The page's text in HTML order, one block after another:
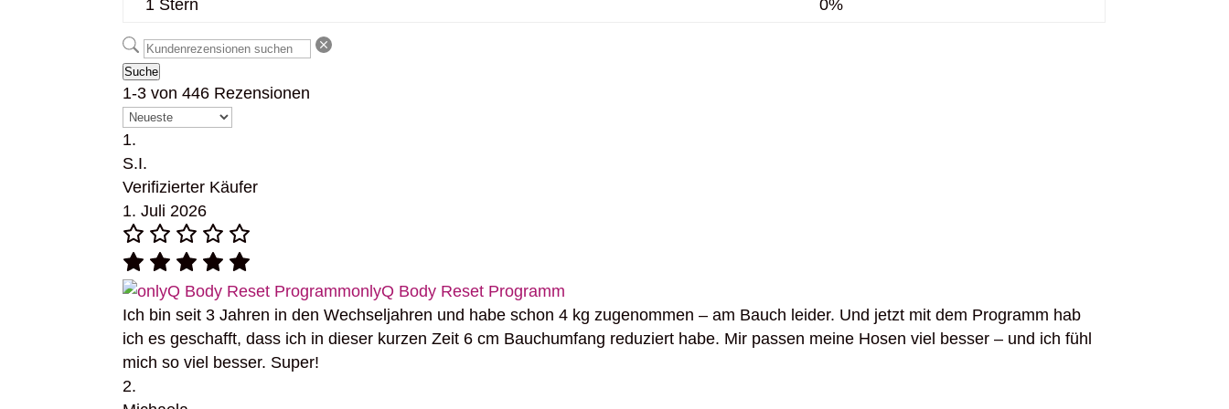
1 Stern 0%
Suche
1-3 von 446 Rezensionen
S.I.
Verifizierter Käufer
1. Juli 2026
onlyQ Body Reset Programm
Ich bin seit 3 Jahren in den Wechseljahren und habe schon 4 kg zugenommen – am Bauch leider. Und jetzt mit dem Programm hab
ich es geschafft, dass ich in dieser kurzen Zeit 6 cm Bauchumfang reduziert habe. Mir passen meine Hosen viel besser – und ich fühl
mich so viel besser. Super!